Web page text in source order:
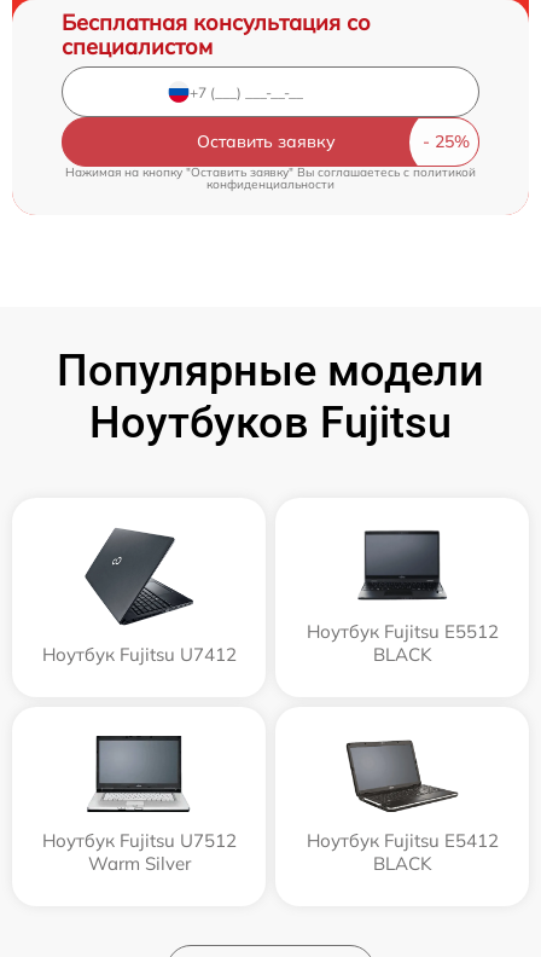
Бесплатная консультация со
специалистом
Оставить заявку
Нажимая на кнопку "Оставить заявку" Вы соглашаетесь c политикой
конфиденциальности
Популярные модели
Ноутбуков Fujitsu
Ноутбук Fujitsu U7412
Ноутбук Fujitsu E5512
BLACK
Ноутбук Fujitsu U7512
Warm Silver
Ноутбук Fujitsu E5412
BLACK